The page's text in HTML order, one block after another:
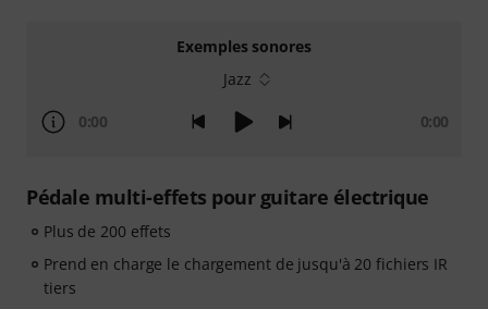
Exemples sonores
Jazz
0:00 0:00
Pédale multi-effets pour guitare électrique
Plus de 200 effets
Prend en charge le chargement de jusqu'à 20 fichiers IR
tiers